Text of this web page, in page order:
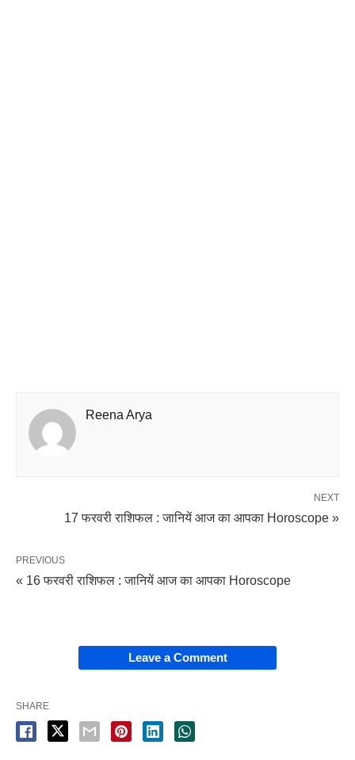
Reena Arya
NEXT
17 फरवरी राशिफल : जानियें आज का आपका Horoscope »
PREVIOUS
« 16 फरवरी राशिफल : जानियें आज का आपका Horoscope
Leave a Comment
SHARE